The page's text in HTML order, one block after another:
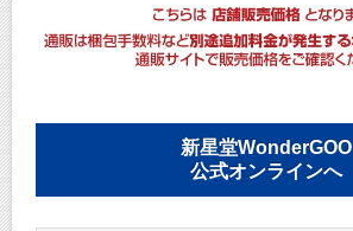
新星堂WonderGOO
公式オンラインへ